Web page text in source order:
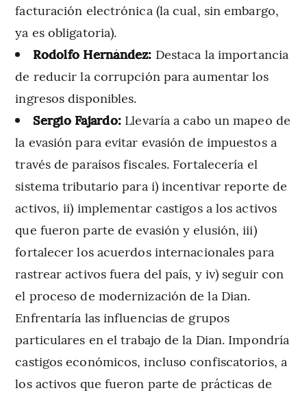
facturación electrónica (la cual, sin embargo,
ya es obligatoria).
Rodolfo Hernández: Destaca la importancia
de reducir la corrupción para aumentar los
ingresos disponibles.
Sergio Fajardo: Llevaría a cabo un mapeo de
la evasión para evitar evasión de impuestos a
través de paraísos fiscales. Fortalecería el
sistema tributario para i) incentivar reporte de
activos, ii) implementar castigos a los activos
que fueron parte de evasión y elusión, iii)
fortalecer los acuerdos internacionales para
rastrear activos fuera del país, y iv) seguir con
el proceso de modernización de la Dian.
Enfrentaría las influencias de grupos
particulares en el trabajo de la Dian. Impondría
castigos económicos, incluso confiscatorios, a
los activos que fueron parte de prácticas de